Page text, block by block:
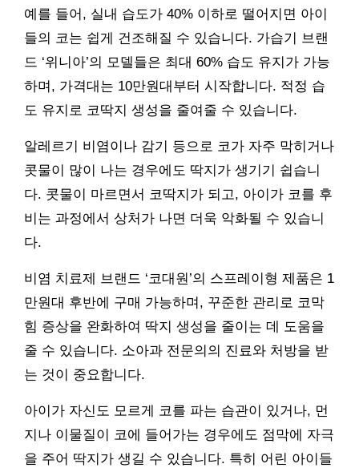
예를 들어, 실내 습도가 40% 이하로 떨어지면 아이
들의 코는 쉽게 건조해질 수 있습니다. 가습기 브랜
드 ‘위니아’의 모델들은 최대 60% 습도 유지가 가능
하며, 가격대는 10만원대부터 시작합니다. 적정 습
도 유지로 코딱지 생성을 줄여줄 수 있습니다.
알레르기 비염이나 감기 등으로 코가 자주 막히거나
콧물이 많이 나는 경우에도 딱지가 생기기 쉽습니
다. 콧물이 마르면서 코딱지가 되고, 아이가 코를 후
비는 과정에서 상처가 나면 더욱 악화될 수 있습니
다.
비염 치료제 브랜드 ‘코대원’의 스프레이형 제품은 1
만원대 후반에 구매 가능하며, 꾸준한 관리로 코막
힘 증상을 완화하여 딱지 생성을 줄이는 데 도움을
줄 수 있습니다. 소아과 전문의의 진료와 처방을 받
는 것이 중요합니다.
아이가 자신도 모르게 코를 파는 습관이 있거나, 먼
지나 이물질이 코에 들어가는 경우에도 점막에 자극
을 주어 딱지가 생길 수 있습니다. 특히 어린 아이들